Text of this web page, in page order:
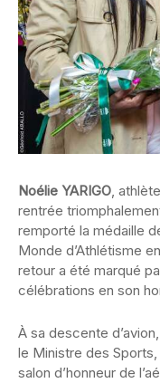
Noélie YARIGO,
rentrée
remporté la médaille
Monde d’Athlétisme
retour a été marqué
célébrations en son
À sa descente
le Ministre des
salon d’honneur de